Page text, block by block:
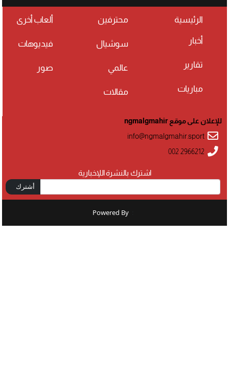
الرئيسية
أخبار
تقارير
مباريات
محترفين
سوشيال
عالمي
مقالات
ألعاب أخرى
فيديوهات
صور
اشترك بالنشرة اللإخبارية
أشترك
للإعلان على موقع ngmalgmahir
info@ngmalgmahir.sport
002 2966212
Powered By